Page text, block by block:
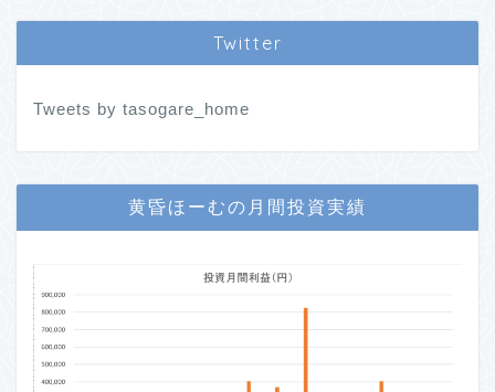
Twitter
Tweets by tasogare_home
黄昏ほーむの月間投資実績